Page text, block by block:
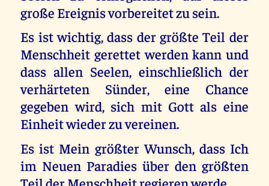
große Ereignis vorbereitet zu sein.
Es ist wichtig, dass der größte Teil der
Menschheit gerettet werden kann und
dass allen Seelen, einschließlich der
verhärteten Sünder, eine Chance
gegeben wird, sich mit Gott als eine
Einheit wieder zu vereinen.
Es ist Mein größter Wunsch, dass Ich
im Neuen Paradies über den größten
Teil der Menschheit regieren werde.